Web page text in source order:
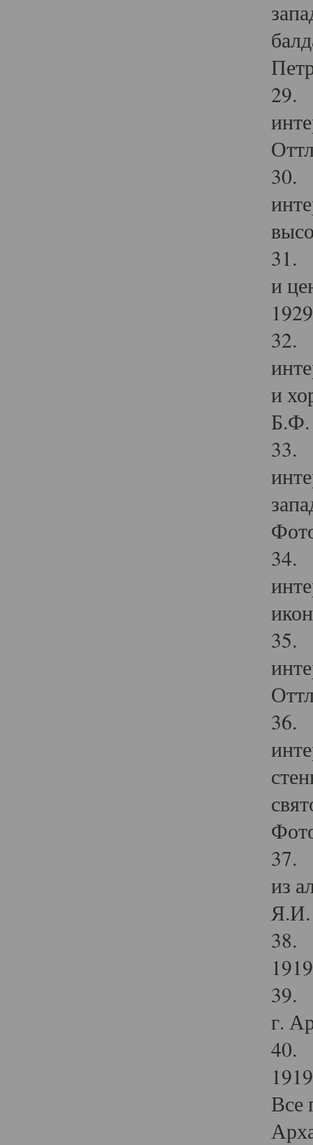
29.
30.
31.
и
32.
и
Б.Ф.
33.
34.
35.
36.
37.
из
Я.И.
38.
39.
г.
40.
Все